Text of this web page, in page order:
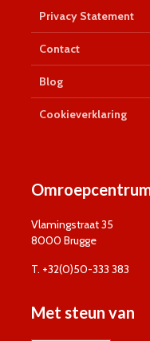
Privacy Statement
Contact
Blog
Cookieverklaring
Vlamingstraat 35
8000 Brugge
T. +32(0)50-333 383
Met steun van